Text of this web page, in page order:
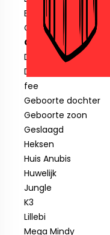
Blauwe piraat
Cars
Clown
Diverse feestartikelen
Donald Duck
fee
Geboorte dochter
Geboorte zoon
Geslaagd
Heksen
Huis Anubis
Huwelijk
Jungle
K3
Lillebi
Mega Mindy